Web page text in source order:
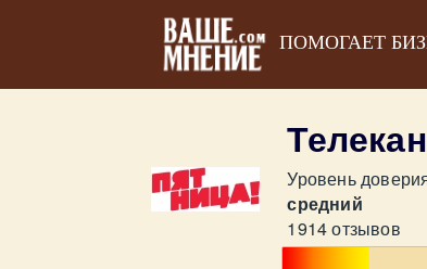
ПОМОГАЕТ
Уровень
средний
1914 отзывов